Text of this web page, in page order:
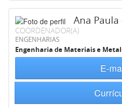
Ana Paula
COORDENADOR(A)
ENGENHARIAS
Engenharia de Materiais e
E-